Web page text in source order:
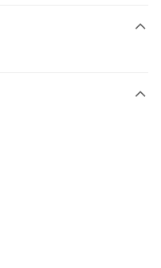
可立即使用無須另外申請。
後會自動跳轉到大哥付的交易
續交易確認頁面所載為準。
審核未通過，訂單將自動取
達大哥付你分期系統評分，恕無
」於每月結算日後寄送繳費提
費